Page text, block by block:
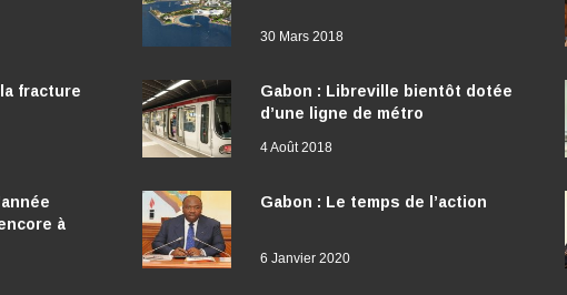
fracture
à
30 Mars 2018
Gabon : Libreville bientôt dotée
d’une ligne de métro
4 Août 2018
Gabon : Le temps de l’action
6 Janvier 2020